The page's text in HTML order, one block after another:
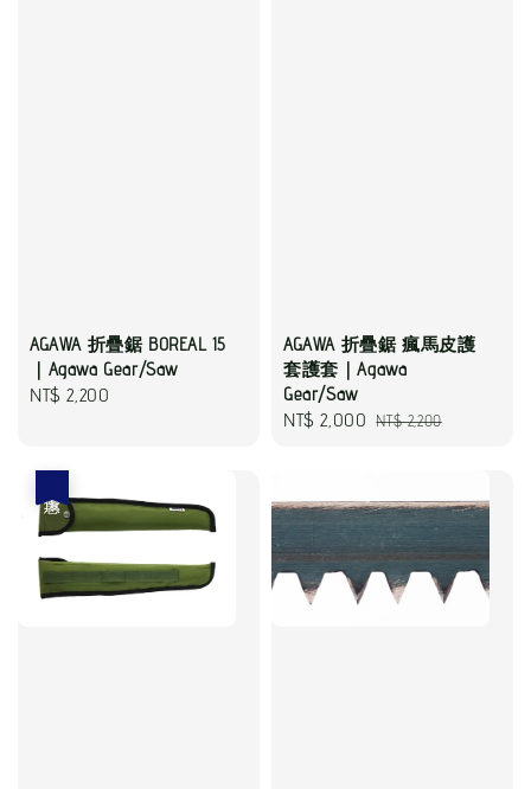
AGAWA 折疊鋸 BOREAL 15
｜Agawa Gear/Saw
Regular
NT$ 2,200
AGAWA 折疊鋸 瘋馬皮護
套護套｜Agawa
Gear/Saw
Sale
NT$ 2,000 Regular
NT$ 2,200